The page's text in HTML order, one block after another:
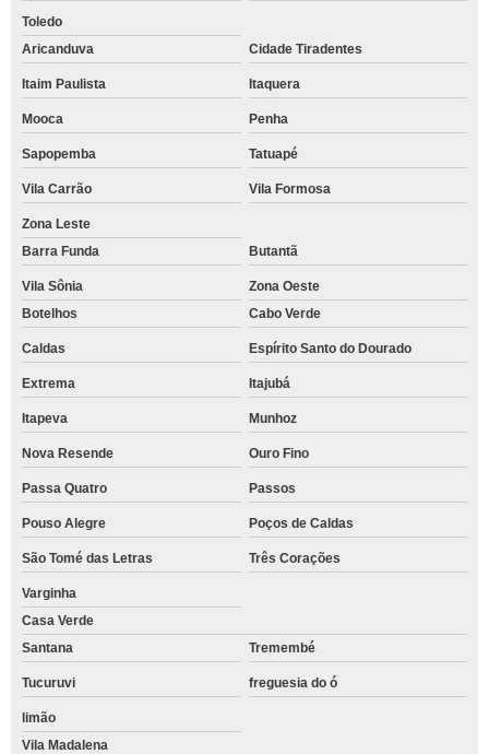
Toledo
Aricanduva
Cidade Tiradentes
Itaim Paulista Itaquera
Mooca Penha
Sapopemba Tatuapé
Vila Carrão Vila Formosa
Zona Leste
Barra Funda
Butantã
Vila Sônia
Zona Oeste
Botelhos
Cabo Verde
Caldas Espírito Santo do Dourado
Extrema Itajubá
Itapeva Munhoz
Nova Resende Ouro Fino
Passa Quatro Passos
Pouso Alegre Poços de Caldas
São Tomé das Letras Três Corações
Varginha
Casa Verde
Santana
Tremembé
Tucuruvi freguesia do ó
limão
Vila Madalena